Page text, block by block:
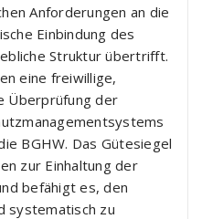
Anforderungen an die
Einbindung des
Struktur übertrifft.
eine freiwillige,
Überprüfung der
BGHW. Das Gütesiegel
zur Einhaltung der
befähigt es, den
systematisch zu